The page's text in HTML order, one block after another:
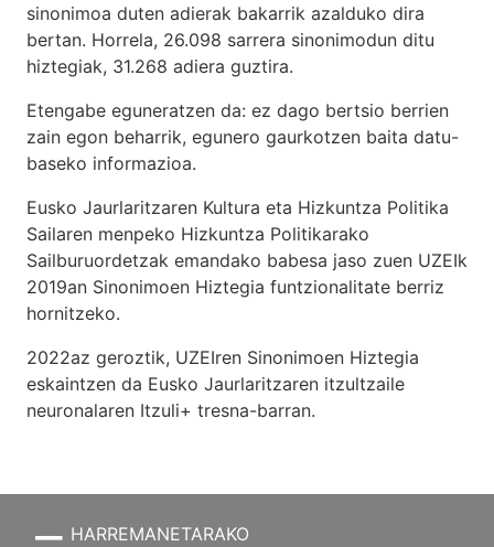
sinonimoa duten adierak bakarrik azalduko dira
bertan. Horrela, 26.098 sarrera sinonimodun ditu
hiztegiak, 31.268 adiera guztira.
Etengabe eguneratzen da: ez dago bertsio berrien
zain egon beharrik, egunero gaurkotzen baita datu-
baseko informazioa.
Eusko Jaurlaritzaren Kultura eta Hizkuntza Politika
Sailaren menpeko Hizkuntza Politikarako
Sailburuordetzak emandako babesa jaso zuen UZEIk
2019an Sinonimoen Hiztegia funtzionalitate berriz
hornitzeko.
2022az geroztik, UZEIren Sinonimoen Hiztegia
eskaintzen da Eusko Jaurlaritzaren itzultzaile
neuronalaren Itzuli+ tresna-barran.
HARREMANETARAKO